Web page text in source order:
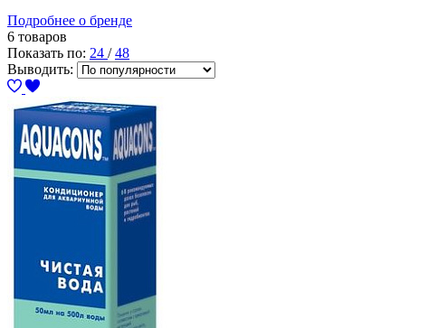
Подробнее о бренде
6 товаров
Показать по: 24 /48
Выводить: